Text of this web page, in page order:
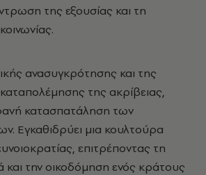
της εξουσίας και τη
ανασυγκρότησης και της
της ακρίβειας,
κατασπατάληση των
Εγκαθιδρύει μια κουλτούρα
επιτρέποντας τη
και την οικοδόμηση ενός κράτους